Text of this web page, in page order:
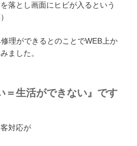
落とし画面にヒビが入るという
理ができるとのことでWEB上か
ました。
＝生活ができない』です
対応が